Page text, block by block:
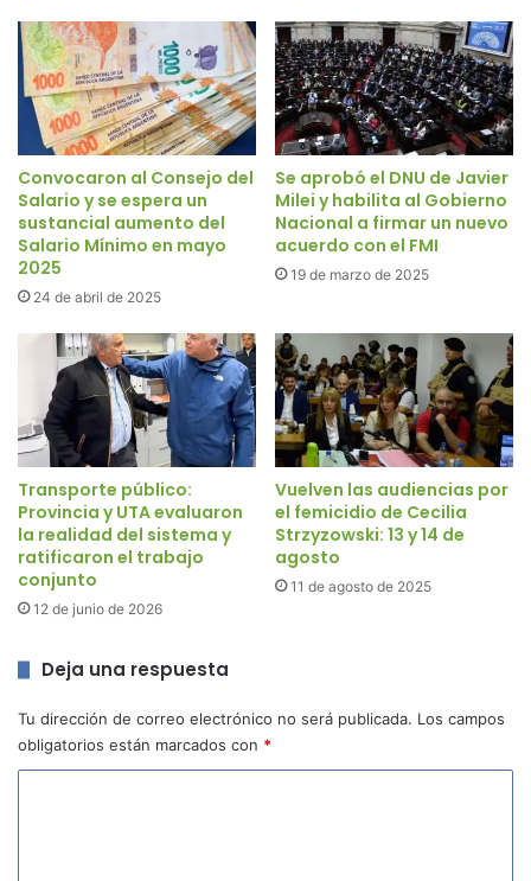
Convocaron al Consejo del
Salario y se espera un
sustancial aumento del
Salario Mínimo en mayo
2025
24 de abril de 2025
Se aprobó el DNU de Javier
Milei y habilita al Gobierno
Nacional a firmar un nuevo
acuerdo con el FMI
19 de marzo de 2025
Transporte público:
Provincia y UTA evaluaron
la realidad del sistema y
ratificaron el trabajo
conjunto
12 de junio de 2026
Vuelven las audiencias por
el femicidio de Cecilia
Strzyzowski: 13 y 14 de
agosto
11 de agosto de 2025
Deja una respuesta
Tu dirección de correo electrónico no será publicada. Los campos
obligatorios están marcados con *